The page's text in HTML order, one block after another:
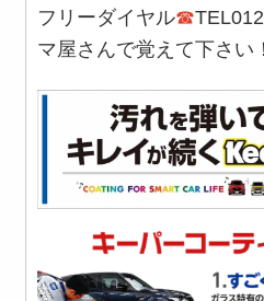
フリーダイヤル☎
マ屋さんで覚えて下さい！